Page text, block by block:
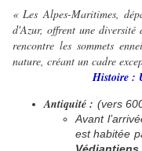
« Les Alpes-Maritimes,
d'Azur, offrent une diversité
rencontre les sommets
nature, créant un cadre
Histoire :
Antiquité : (vers
Avant
est habitée